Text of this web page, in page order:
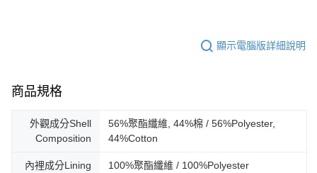
顯示電腦版詳細說明
商品規格
外觀成分Shell
Composition
56%聚酯纖維, 44%棉 / 56%Polyester,
44%Cotton
內裡成分Lining
100%聚酯纖維 / 100%Polyester